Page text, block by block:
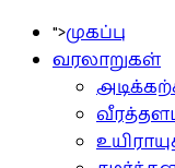
">முகப்பு
வரலாறுகள்